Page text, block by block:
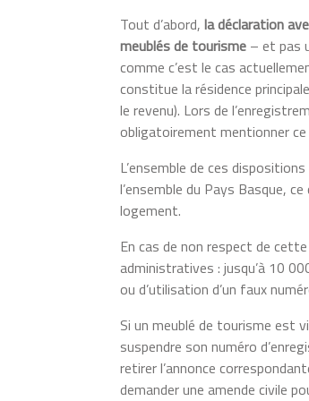
Tout d’abord,la déclaration
meublés de tourisme – et pas
comme c’est le cas
constitue la résidence
le revenu). Lors de
obligatoirement mentionner
L’ensemble de ces
l’ensemble du Pays Basque,
logement.
En cas de non respect de
administratives : jusqu’à 10
ou d’utilisation d’un faux
Si un meublé de tourisme est
suspendre son numéro
retirer l’annonce
demander une amende civile